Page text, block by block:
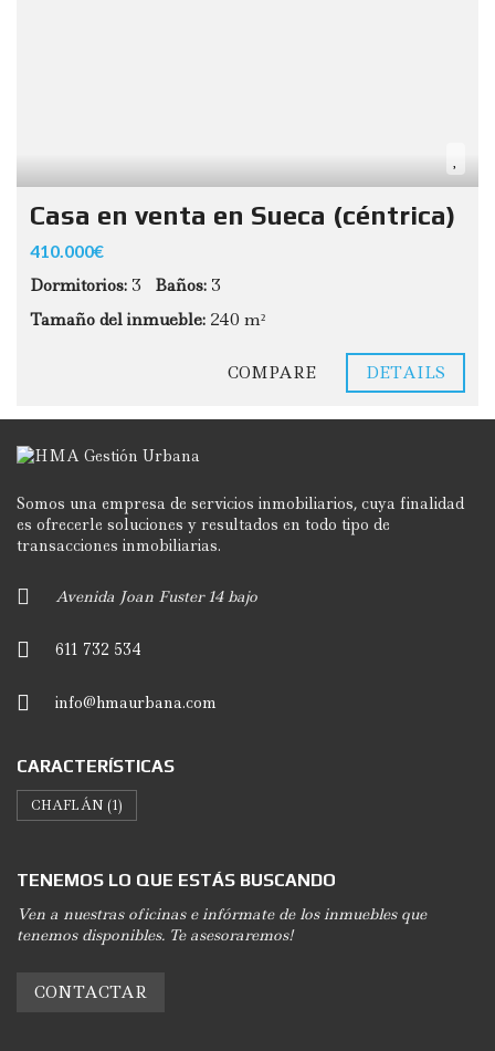
Casa en venta en Sueca (céntrica)
410.000€
Dormitorios: 3 Baños: 3
Tamaño del inmueble: 240 m²
COMPARE DETAILS
Somos una empresa de servicios inmobiliarios, cuya finalidad
es ofrecerle soluciones y resultados en todo tipo de
transacciones inmobiliarias.
Avenida Joan Fuster 14 bajo
611 732 534
info@hmaurbana.com
CARACTERÍSTICAS
CHAFLÁN (1)
TENEMOS LO QUE ESTÁS BUSCANDO
Ven a nuestras oficinas e infórmate de los inmuebles que
tenemos disponibles. Te asesoraremos!
CONTACTAR